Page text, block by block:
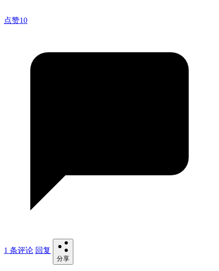
点赞10
1 条评论 回复
分享